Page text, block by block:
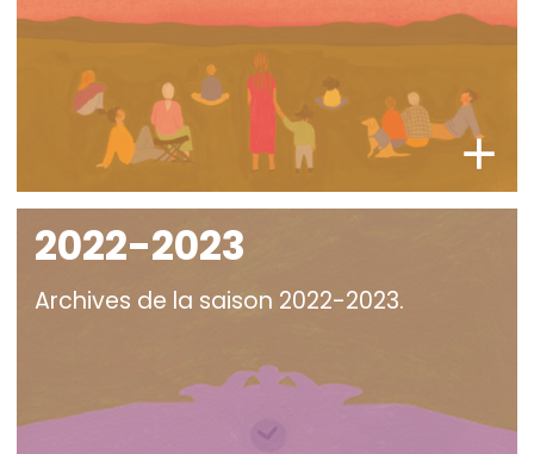
2022-2023
Archives de la saison 2022-2023.